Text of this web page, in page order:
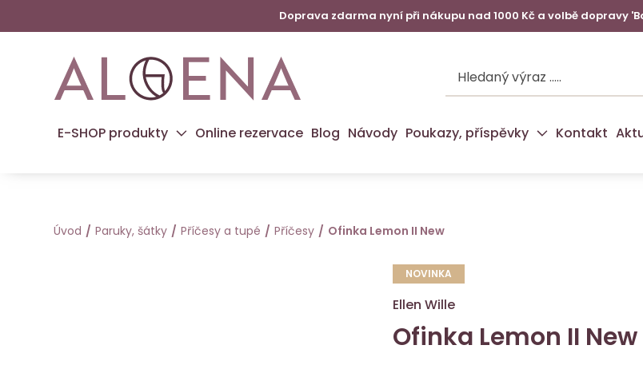
Doprava zdarma nyní při nákupu nad 1000 Kč a volbě dopravy
E-SHOP produkty Online rezervace Blog Návody Poukazy, příspěvky Kontakt
Úvod Paruky, šátky Příčesy a tupé Příčesy Ofinka Lemon II New
NOVINKA
Ellen Wille
Ofinka Lemon II New